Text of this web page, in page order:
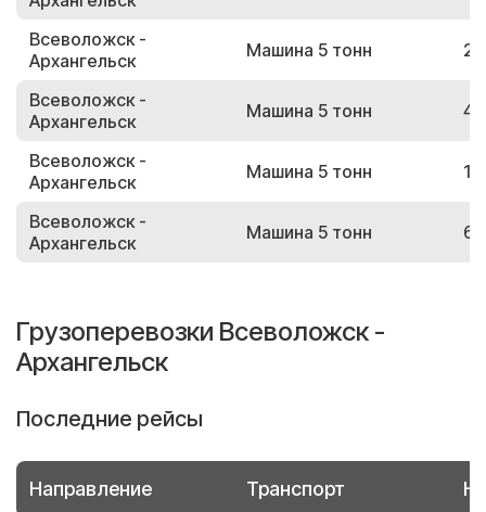
Всеволожск -
Архангельск
Машина 5 тонн
Всеволожск -
Архангельск
Машина 5 тонн
Всеволожск -
Архангельск
Машина 5 тонн
Всеволожск -
Архангельск
Машина 5 тонн
Грузоперевозки Всеволожск -
Архангельск
Последние рейсы
Направление Транспорт